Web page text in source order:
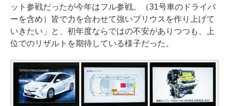
ット参戦だったが今年はフル参戦。（31号車のドライバ
ーを含め）皆で力を合わせて強いプリウスを作り上げて
いきたい」と、初年度ならではの不安がありつつも、上
位でのリザルトを期待している様子だった。